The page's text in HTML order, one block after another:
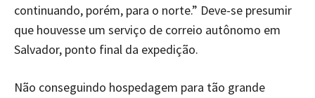
continuando, porém, para o norte.” Deve-se presumir
que houvesse um serviço de correio autônomo em
Salvador, ponto final da expedição.
Não conseguindo hospedagem para tão grande